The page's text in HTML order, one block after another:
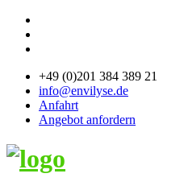
+49 (0)201 384 389 21
info@envilyse.de
Anfahrt
Angebot anfordern